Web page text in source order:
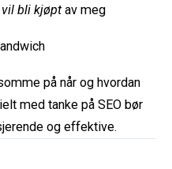
vil bli kjøptav meg
på når og hvordan
med tanke på SEO bør
og effektive.